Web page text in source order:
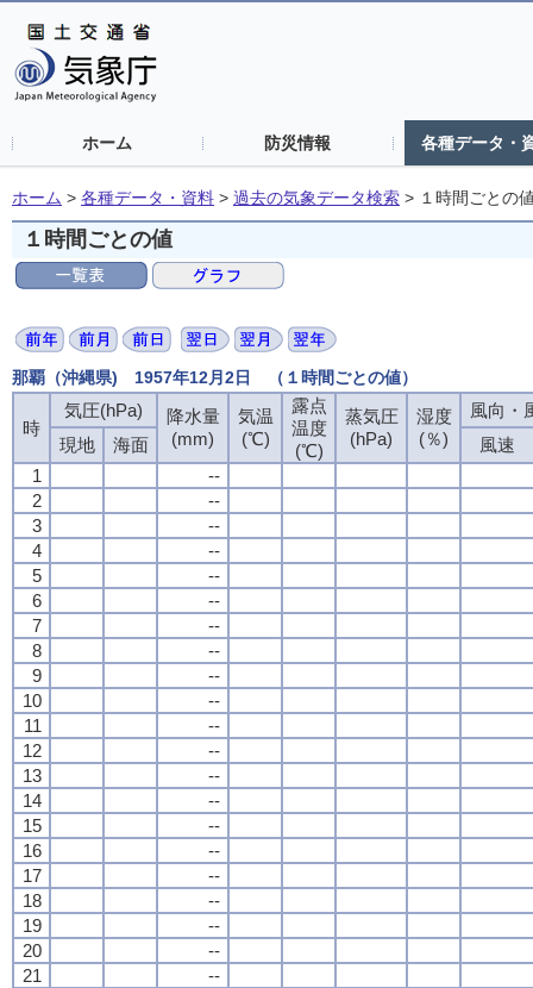
ホーム 防災情報 各種データ・
ホーム > 各種データ・資料 > 過去の気象データ検索 > １時間ごとの
１時間ごとの値
那覇（沖縄県) 1957年12月2日 （１時間ごとの値）
時
気圧(hPa)
降水量
(mm)
気温
(℃)
露点
温度
(℃)
蒸気圧
(hPa)
湿度
(％)
風向・
現地
海面
風速
1
--
2
--
3
--
4
--
5
--
6
--
7
--
8
--
9
--
10
--
11
--
12
--
13
--
14
--
15
--
16
--
17
--
18
--
19
--
20
--
21
--